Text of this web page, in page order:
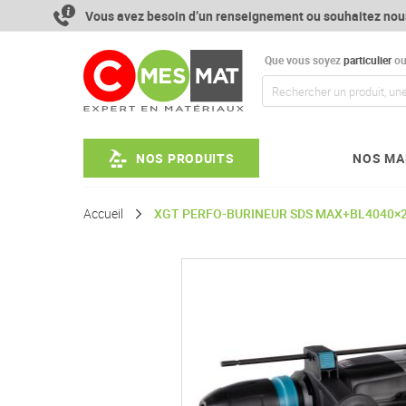
contenu
Vous avez besoin d’un renseignement ou souhaitez
Que vous soyezparticulierou
NOS PRODUITS NOS
Accueil XGT PERFO-BURINEUR SDS